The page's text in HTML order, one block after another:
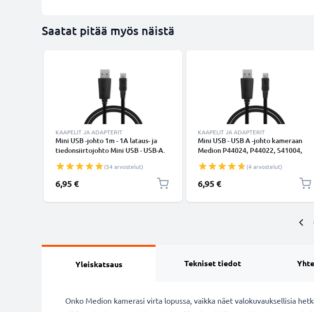
Saatat pitää myös näistä
KAAPELIT JA ADAPTERIT
Mini USB -johto 1m - 1A lataus- ja
tiedonsiirtojohto Mini USB - USB-A.
(54 arvostelut)
6,95 €
KAAPELIT JA ADAPTERIT
Mini USB - USB A -johto kameraan
Medion P44024, P44022, S41004,
Musta 1m, nopea 1A, PVC-
kamerajohto tuotemerkiltä
CELLONIC
(4 arvostelut)
6,95 €
Yleiskatsaus Tekniset tiedot
Onko Medion kamerasi virta lopussa, vaikka näet valokuvauksellisia